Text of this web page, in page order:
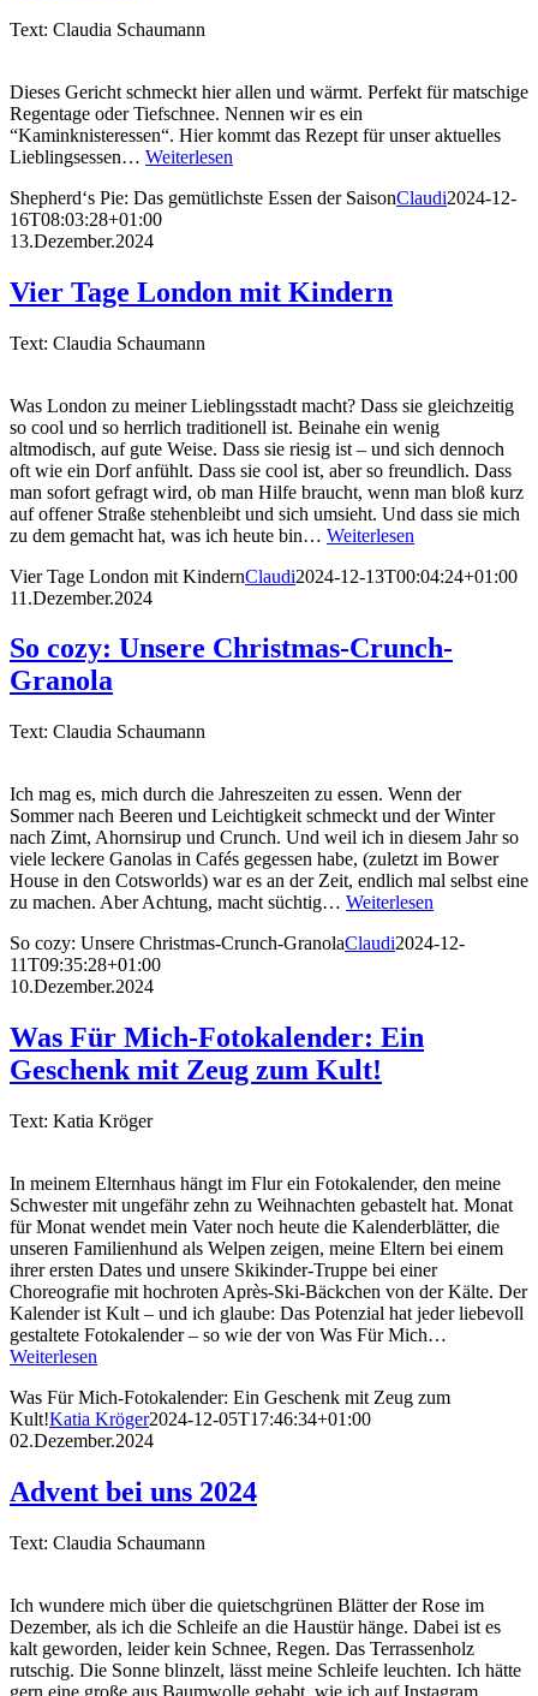
Text: Claudia Schaumann
Dieses Gericht schmeckt hier allen und wärmt. Perfekt für matschige
Regentage oder Tiefschnee. Nennen wir es ein
“Kaminknisteressen“. Hier kommt das Rezept für unser aktuelles
Lieblingsessen… Weiterlesen
Shepherd‘s Pie: Das gemütlichste Essen der SaisonClaudi2024-12-
16T08:03:28+01:00
13.Dezember.2024
Vier Tage London mit Kindern
Text: Claudia Schaumann
Was London zu meiner Lieblingsstadt macht? Dass sie gleichzeitig
so cool und so herrlich traditionell ist. Beinahe ein wenig
altmodisch, auf gute Weise. Dass sie riesig ist – und sich dennoch
oft wie ein Dorf anfühlt. Dass sie cool ist, aber so freundlich. Dass
man sofort gefragt wird, ob man Hilfe braucht, wenn man bloß kurz
auf offener Straße stehenbleibt und sich umsieht. Und dass sie mich
zu dem gemacht hat, was ich heute bin… Weiterlesen
Vier Tage London mit KindernClaudi2024-12-13T00:04:24+01:00
11.Dezember.2024
So cozy: Unsere Christmas-Crunch-
Granola
Text: Claudia Schaumann
Ich mag es, mich durch die Jahreszeiten zu essen. Wenn der
Sommer nach Beeren und Leichtigkeit schmeckt und der Winter
nach Zimt, Ahornsirup und Crunch. Und weil ich in diesem Jahr so
viele leckere Ganolas in Cafés gegessen habe, (zuletzt im Bower
House in den Cotsworlds) war es an der Zeit, endlich mal selbst eine
zu machen. Aber Achtung, macht süchtig… Weiterlesen
So cozy: Unsere Christmas-Crunch-GranolaClaudi2024-12-
11T09:35:28+01:00
10.Dezember.2024
Was Für Mich-Fotokalender: Ein
Geschenk mit Zeug zum Kult!
Text: Katia Kröger
In meinem Elternhaus hängt im Flur ein Fotokalender, den meine
Schwester mit ungefähr zehn zu Weihnachten gebastelt hat. Monat
für Monat wendet mein Vater noch heute die Kalenderblätter, die
unseren Familienhund als Welpen zeigen, meine Eltern bei einem
ihrer ersten Dates und unsere Skikinder-Truppe bei einer
Choreografie mit hochroten Après-Ski-Bäckchen von der Kälte. Der
Kalender ist Kult – und ich glaube: Das Potenzial hat jeder liebevoll
gestaltete Fotokalender – so wie der von Was Für Mich…
Weiterlesen
Was Für Mich-Fotokalender: Ein Geschenk mit Zeug zum
Kult!Katia Kröger2024-12-05T17:46:34+01:00
02.Dezember.2024
Advent bei uns 2024
Text: Claudia Schaumann
Ich wundere mich über die quietschgrünen Blätter der Rose im
Dezember, als ich die Schleife an die Haustür hänge. Dabei ist es
kalt geworden, leider kein Schnee, Regen. Das Terrassenholz
rutschig. Die Sonne blinzelt, lässt meine Schleife leuchten. Ich hätte
gern eine große aus Baumwolle gehabt, wie ich auf Instagram